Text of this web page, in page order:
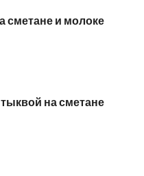
сметане и молоке
на сметане